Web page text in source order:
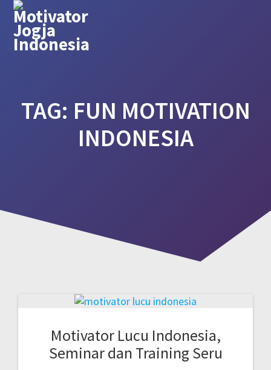
TAG: FUN MOTIVATION
INDONESIA
Motivator Lucu Indonesia,
Seminar dan Training Seru